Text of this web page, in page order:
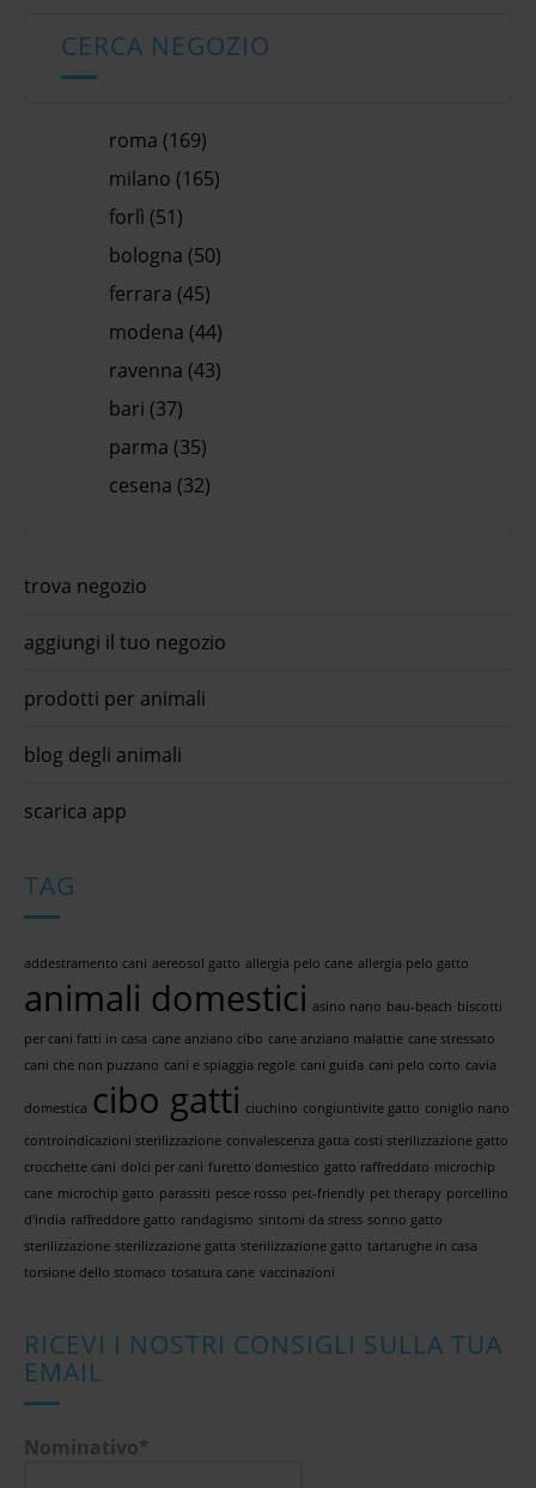
CERCA NEGOZIO
roma (169)
milano (165)
forlì (51)
bologna (50)
ferrara (45)
modena (44)
ravenna (43)
bari (37)
parma (35)
cesena (32)
trova negozio
aggiungi il tuo negozio
prodotti per animali
blog degli animali
scarica app
TAG
addestramento cani aereosol gatto allergia pelo cane allergia pelo gatto
animali domestici asino nano bau-beach biscotti
per cani fatti in casa cane anziano cibo cane anziano malattie cane stressato
cani che non puzzano cani e spiaggia regole cani guida cani pelo corto cavia
domestica cibo gatti ciuchino congiuntivite gatto coniglio nano
controindicazioni sterilizzazione convalescenza gatta costi sterilizzazione gatto
crocchette cani dolci per cani furetto domestico gatto raffreddato microchip
cane microchip gatto parassiti pesce rosso pet-friendly pet therapy porcellino
d'india raffreddore gatto randagismo sintomi da stress sonno gatto
sterilizzazione sterilizzazione gatta sterilizzazione gatto tartarughe in casa
torsione dello stomaco tosatura cane vaccinazioni
RICEVI I NOSTRI CONSIGLI SULLA TUA
EMAIL
Nominativo*